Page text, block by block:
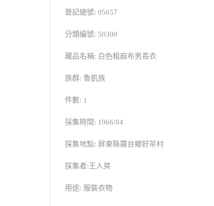
登記總號: 05657
分類編號: 50300
藏品名稱: 白色粗麻布男長衣
族群: 魯凱族
件數: 1
採集時間: 1966/04
採集地點: 屏東縣霧台鄉好茶村
採集者:王人英
用途: 服裝衣物